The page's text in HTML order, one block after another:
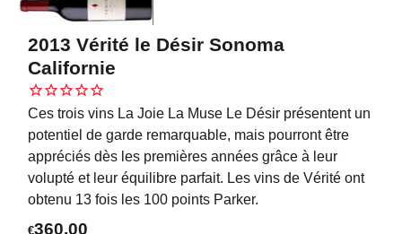
2013 Vérité le Désir Sonoma
Californie
Ces trois vins La Joie La Muse Le Désir présentent un
potentiel de garde remarquable, mais pourront être
appréciés dès les premières années grâce à leur
volupté et leur équilibre parfait. Les vins de Vérité ont
obtenu 13 fois les 100 points Parker.
€360.00